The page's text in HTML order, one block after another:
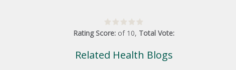
Rating Score: of 10, Total Vote:
Related Health Blogs